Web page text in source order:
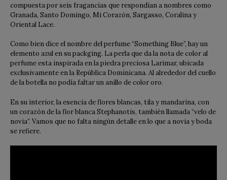
compuesta por seis fragancias que respondían a nombres como
Granada, Santo Domingo, Mi Corazón, Sargasso, Coralina y
Oriental Lace.
Como bien dice el nombre del perfume “Something Blue”, hay un
elemento azul en su packging. La perla que da la nota de color al
perfume esta inspirada en la piedra preciosa Larimar, ubicada
exclusivamente en la República Dominicana. Al alrededor del cuello
de la botella no podía faltar un anillo de color oro.
En su interior, la esencia de flores blancas, tila y mandarina, con
un corazón de la flor blanca Stephanotis, también llamada “velo de
novia”. Vamos que no falta ningún detalle en lo que a novia y boda
se refiere.